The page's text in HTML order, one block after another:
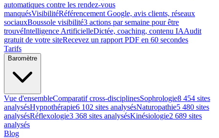
automatiques contre les rendez-vous
manquésVisibilitéRéférencement Google, avis clients, réseaux
sociauxBoussole visibilité3 actions par semaine pour être
trouvéIntelligence ArtificielleDictée, coaching, contenu IAAudit
gratuit de votre siteRecevez un rapport PDF en 60 secondes
Tarifs
Baromètre
Vue d'ensembleComparatif cross-disciplinesSophrologie8 454 sites
analysésHypnothérapie6 102 sites analysésNaturopathie5 480 sites
analysésRéflexologie3 368 sites analysésKinésiologie2 689 sites
analysés
Blog